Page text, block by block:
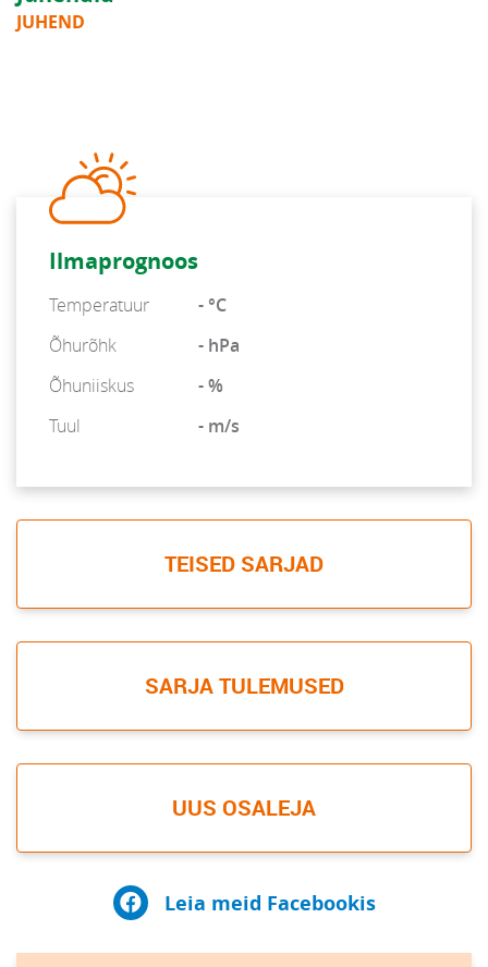
JUHEND
Ilmaprognoos
Temperatuur
- °C
Õhurõhk
- hPa
Õhuniiskus
- %
Tuul
- m/s
TEISED SARJAD
SARJA TULEMUSED
UUS OSALEJA
Leia meid Facebookis